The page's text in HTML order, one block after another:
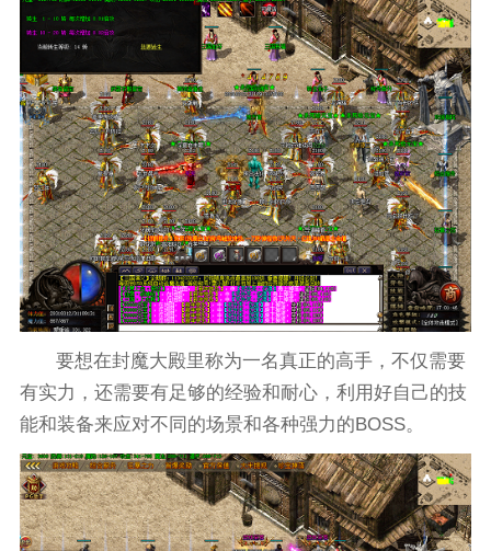
要想在封魔大殿里称为一名真正的高手，不仅需要
有实力，还需要有足够的经验和耐心，利用好自己的技
能和装备来应对不同的场景和各种强力的BOSS。